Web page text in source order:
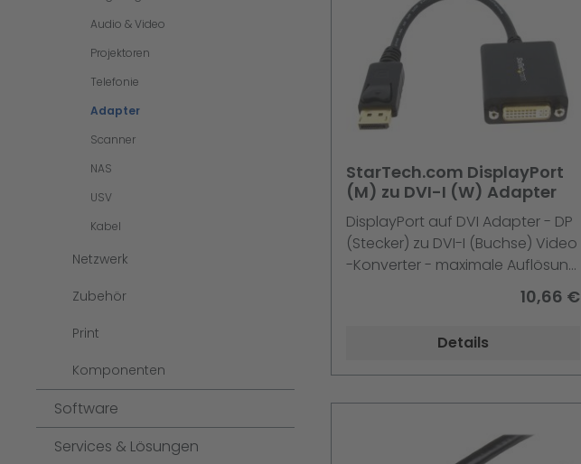
Audio & Video
Projektoren
Telefonie
Adapter
Scanner
NAS
USV
Kabel
Netzwerk
Zubehör
Print
Komponenten
Software
Services & Lösungen
StarTech.com DisplayPort
(M) zu DVI-I (W) Adapter
DisplayPort auf DVI Adapter - DP
(Stecker) zu DVI-I (Buchse) Video
-Konverter - maximale Auflösung
1920x1200 - DisplayPort-Adapter
- DisplayPort (M) zu DVI-I (W) -
10,66 €
Details